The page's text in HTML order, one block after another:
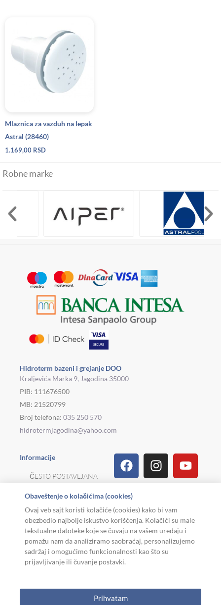
Mlaznica za vazduh na lepak
Astral (28460)
1.169,00 RSD
Robne marke
Hidroterm bazeni i grejanje DOO
Kraljevića Marka 9, Jagodina 35000
PIB: 111676500
MB: 21520799
Broj telefona: 035 250 570
hidrotermjagodina@yahoo.com
Informacije
ČESTO POSTAVLJANA
REKLAMACIJE I
POVRAT ROBE
USLOVI KORIŠĆENJA
FacebookInstagram
Linkedin
Viber
TiktokPinterest
Copyright © 2026. Hidroterm Jagodina
Obaveštenje o kolačićima (cookies)
Ovaj veb sajt koristi kolačiće (cookies) kako bi vam
obezbedio najbolje iskustvo korišćenja. Kolačići su male
tekstualne datoteke koje se čuvaju na vašem uređaju i
pomažu nam da analiziramo saobraćaj, personalizujemo
sadržaj i omogućimo funkcionalnosti kao što su
prijavljivanje ili čuvanje postavki.
Prihvatam